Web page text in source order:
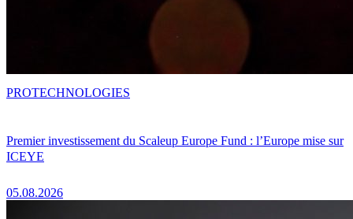
Premier investissement du Scaleup Europe Fund : l’Europe mise sur
ICEYE
05.08.2026
PROTECHNOLOGIES